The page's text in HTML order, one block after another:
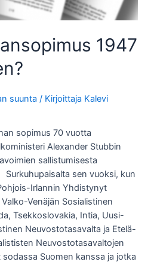
1947
suunta / Kirjoittaja Kalevi
sopimus 70 vuotta
Alexander Stubbin
sallistumisesta
sen vuoksi, kun
Irlannin Yhdistynyt
Venäjän Sosialistinen
Tsekkoslovakia, Intia, Uusi-
Neuvostotasavalta ja Etelä-
Neuvostotasavaltojen
Suomen kanssa ja jotka